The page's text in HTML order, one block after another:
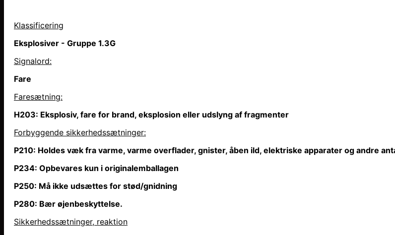
Klassificering
Eksplosiver - Gruppe 1.3G
Signalord:
Fare
Faresætning:
H203: Eksplosiv, fare for brand, eksplosion eller udslyng af fragmenter
Forbyggende sikkerhedssætninger:
P210: Holdes væk fra varme, varme overflader, gnister, åben ild, elektriske apparater og andre
P234: Opbevares kun i originalemballagen
P250: Må ikke udsættes for stød/gnidning
P280: Bær øjenbeskyttelse.
Sikkerhedssætninger, reaktion